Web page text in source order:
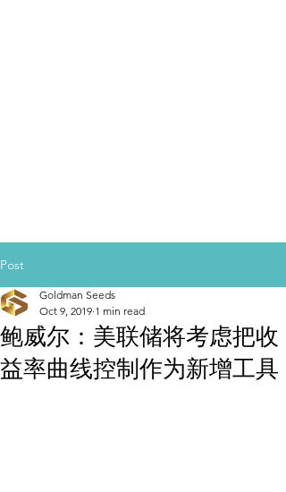
Post
鲍威尔：美联储将考虑把收
益率曲线控制作为新增工具
Goldman Seeds
Oct 9, 2019 1 min read